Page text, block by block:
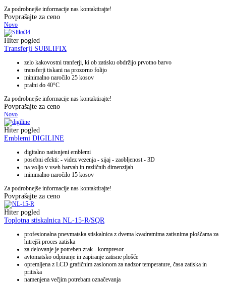
Za podrobnejše informacije nas kontaktirajte!
Povprašajte za ceno
Novo
Hiter pogled
Transferji SUBLIFIX
zelo kakovostni tranferji, ki ob zatisku obdržijo prvotno barvo
transferji tiskani na prozorno folijo
minimalno naročilo 25 kosov
pralni do 40°C
Za podrobnejše informacije nas kontaktirajte!
Povprašajte za ceno
Novo
Hiter pogled
Emblemi DIGILINE
digitalno natisnjeni emblemi
posebni efekti: - videz vezenja - sijaj - zaobljenost - 3D
na voljo v vseh barvah in različnih dimenzijah
minimalno naročilo 15 kosov
Za podrobnejše informacije nas kontaktirajte!
Povprašajte za ceno
Hiter pogled
Toplotna stiskalnica NL-15-R/SQR
profesionalna pnevmatska stiskalnica z dvema kvadratnima zatisnima ploščama za
hitrejši proces zatiska
za delovanje je potreben zrak - kompresor
avtomatsko odpiranje in zapiranje zatisne plošče
opremljena z LCD grafičnim zaslonom za nadzor temperature, časa zatiska in
pritiska
namenjena večjim potrebam označevanja